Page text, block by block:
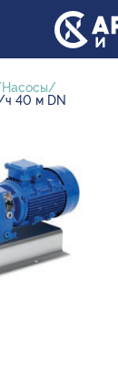
Насосы
ч 40 м DN